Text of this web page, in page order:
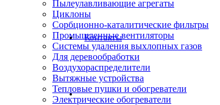
Контакты
Пылеулавливающие агрегаты
Циклоны
Сорбционно-каталитические фильтры
Промышленные вентиляторы
Системы удаления выхлопных газов
Для деревообработки
Воздухораспределители
Вытяжные устройства
Тепловые пушки и обогреватели
Электрические обогреватели